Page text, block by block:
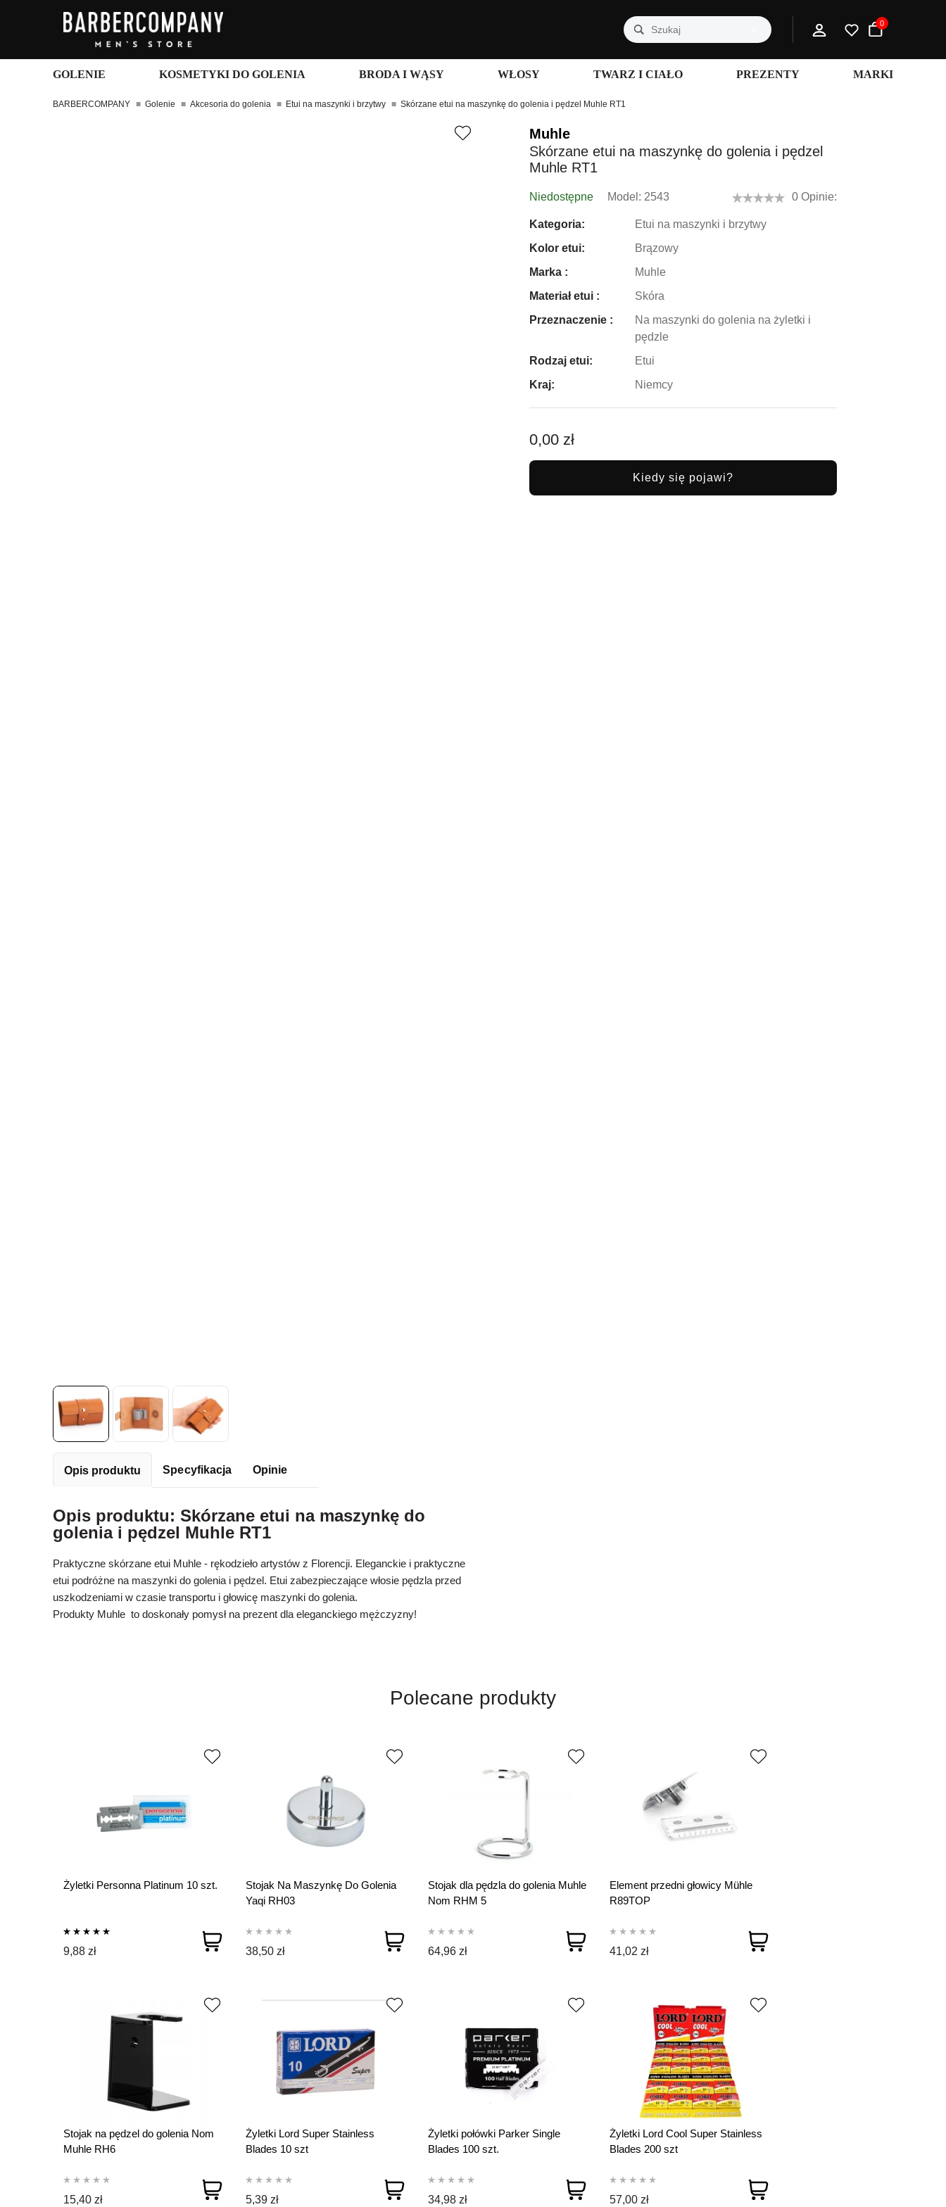
0
GOLENIE KOSMETYKI DO GOLENIA BRODA I WĄSY WŁOSY TWARZ I CIAŁO PREZENTY MARKI
BARBERCOMPANY Golenie Akcesoria do golenia Etui na maszynki i brzytwy Skórzane etui na maszynkę do golenia i pędzel Muhle RT1
Opis produktu Specyfikacja Opinie
Opis produktu: Skórzane etui na maszynkę do
golenia i pędzel Muhle RT1
Praktyczne skórzane etui Muhle - rękodzieło artystów z Florencji. Eleganckie i praktyczne
etui podróżne na maszynki do golenia i pędzel. Etui zabezpieczające włosie pędzla przed
uszkodzeniami w czasie transportu i głowicę maszynki do golenia.
Produkty Muhle to doskonały pomysł na prezent dla eleganckiego mężczyzny!
Muhle
Skórzane etui na maszynkę do golenia i pędzel
Muhle RT1
Niedostępne Model: 2543 0 Opinie:
Kategoria:
Etui na maszynki i brzytwy
Kolor etui:
Brązowy
Marka :
Muhle
Materiał etui :
Skóra
Przeznaczenie :
Na maszynki do golenia na żyletki i
pędzle
Rodzaj etui:
Etui
Kraj:
Niemcy
0,00 zł
Kiedy się pojawi?
Polecane produkty
Żyletki Personna Platinum 10 szt.
9,88 zł
Stojak Na Maszynkę Do Golenia
Yaqi RH03
38,50 zł
Stojak dla pędzla do golenia Muhle
Nom RHM 5
64,96 zł
Element przedni głowicy Mühle
R89TOP
41,02 zł
Stojak na pędzel do golenia Nom
Muhle RH6
15,40 zł
Żyletki Lord Super Stainless
Blades 10 szt
5,39 zł
Żyletki połówki Parker Single
Blades 100 szt.
34,98 zł
Żyletki Lord Cool Super Stainless
Blades 200 szt
57,00 zł